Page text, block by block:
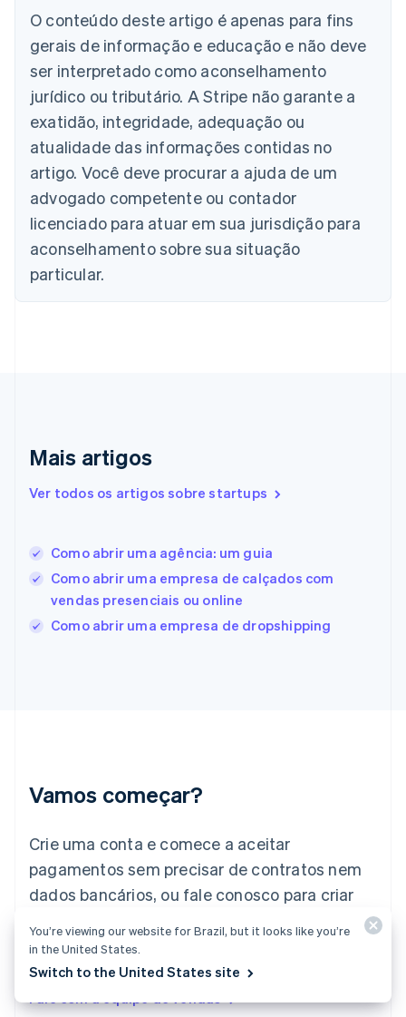
O conteúdo deste artigo é apenas para fins
gerais de informação e educação e não deve
ser interpretado como aconselhamento
jurídico ou tributário. A Stripe não garante a
exatidão, integridade, adequação ou
atualidade das informações contidas no
artigo. Você deve procurar a ajuda de um
advogado competente ou contador
licenciado para atuar em sua jurisdição para
aconselhamento sobre sua situação
particular.
Mais artigos
Ver todos os artigos sobre startups
Como abrir uma agência: um guia
Como abrir uma empresa de calçados com
vendas presenciais ou online
Como abrir uma empresa de dropshipping
Vamos começar?
Crie uma conta e comece a aceitar
pagamentos sem precisar de contratos nem
dados bancários, ou fale conosco para criar
Comece agora
Fale com a equipe de vendas
Áustria
Deutsch English
Bélgica
Nederlands Français
Brasil
Português English
Bulgária
Canadá
EnglishFrançais
China continental
简体中文
Chipre
English
Croácia
EnglishItaliano
Dinamarca
Espanha
English
Estados Unidos
Finlândia
English Svenska
França
Gibraltar
English
Italiano English
日本語English
Letônia
Liechtenstein
Deutsch English
Lituânia
Luxemburgo
You’re viewing our website for Brazil, but it looks like you’re
in the United States.
Switch to the United States site